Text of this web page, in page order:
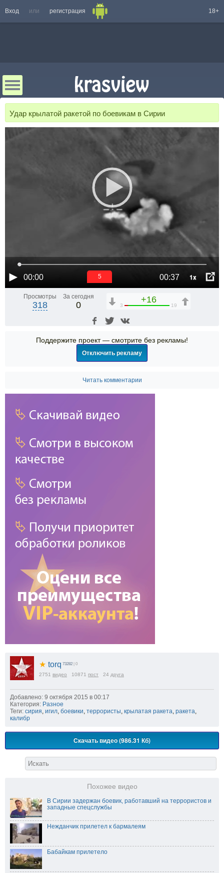
Вход или регистрация 18+
Удар крылатой ракетой по боевикам в Сирии
00:00 00:37 1x
4
Просмотры
318
За сегодня
0
+16
3 19
Поддержите проект — смотрите без рекламы!
Отключить рекламу
Читать комментарии
★ torq 73282 | 0
2751 видео 10871 пост 24 друга
Добавлено: 9 октября 2015 в 00:17
Категория: Разное
Теги: сирия игил боевики террористы крылатая ракета ракета
калибр
Скачать видео (986.31 Кб)
Похожее видео
В Сирии задержан боевик, работавший на террористов и
западные спецслужбы
Нежданчик прилетел к бармалеям
Бабайкам прилетело